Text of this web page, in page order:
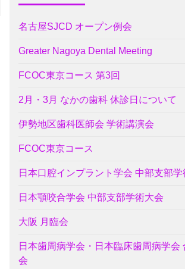
名古屋SJCD オープン例会
Greater Nagoya Dental Meeting
FCOC東京コース 第3回
2月・3月 なかの歯科 休診日について
伊勢地区歯科医師会 学術講演会
FCOC東京コース
日本口腔インプラント学会 中部支部学
日本顎咬合学会 中部支部学術大会
大阪 月臨会
日本歯周病学会・日本臨床歯周病学会
会